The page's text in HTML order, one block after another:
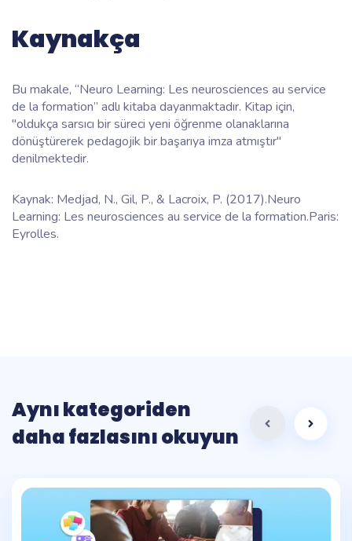
Kaynakça
Bu makale, “Neuro Learning: Les neurosciences au service
de la formation” adlı kitaba dayanmaktadır. Kitap için,
"oldukça sarsıcı bir süreci yeni öğrenme olanaklarına
dönüştürerek pedagojik bir başarıya imza atmıştır"
denilmektedir.
Kaynak: Medjad, N., Gil, P., & Lacroix, P. (2017).Neuro
Learning: Les neurosciences au service de la formation.Paris:
Eyrolles.
Aynı kategoriden
daha fazlasını okuyun